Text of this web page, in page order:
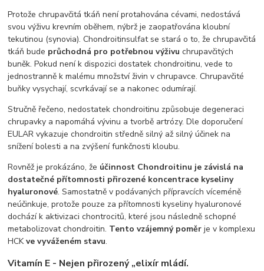
Protože chrupavčitá tkáň není protahována cévami, nedostává
svou výživu krevním oběhem, nýbrž je zaopatřována kloubní
tekutinou (synovia). Chondroitinsulfat se stará o to, že chrupavčitá
tkáň bude průchodná pro potřebnou výživuchrupavčitých
buněk. Pokud není k dispozici dostatek chondroitinu, vede to
jednostranně k malému množství živin v chrupavce. Chrupavčité
buňky vysychají, scvrkávají se a nakonec odumírají.
Stručně řečeno, nedostatek chondroitinu způsobuje degeneraci
chrupavky a napomáhá vývinu a tvorbě artrózy. Dle doporučení
EULAR vykazuje chondroitin středně silný až silný účinek na
snížení bolesti a na zvýšení funkčnosti kloubu.
Rovněž je prokázáno, že účinnost Chondroitinu je závislá na
dostatečné přítomnosti přirozené koncentrace kyseliny
hyaluronové. Samostatně v podávaných přípravcích víceméně
neúčinkuje, protože pouze za přítomnosti kyseliny hyaluronové
dochází k aktivizaci chontrocitů, které jsou následně schopné
metabolizovat chondroitin. Tento vzájemný poměr je v komplexu
HCKve vyváženém stavu.
Vitamín E - Nejen přirozený „elixír mládí.